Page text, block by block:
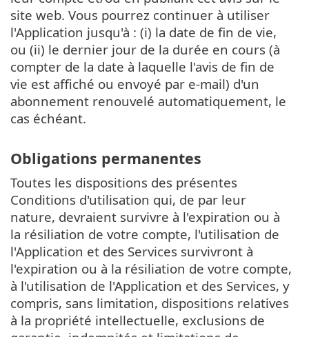
site web. Vous pourrez continuer à utiliser
l'Application jusqu'à : (i) la date de fin de vie,
ou (ii) le dernier jour de la durée en cours (à
compter de la date à laquelle l'avis de fin de
vie est affiché ou envoyé par e-mail) d'un
abonnement renouvelé automatiquement, le
cas échéant.
Obligations permanentes
Toutes les dispositions des présentes
Conditions d'utilisation qui, de par leur
nature, devraient survivre à l'expiration ou à
la résiliation de votre compte, l'utilisation de
l'Application et des Services survivront à
l'expiration ou à la résiliation de votre compte,
à l'utilisation de l'Application et des Services, y
compris, sans limitation, dispositions relatives
à la propriété intellectuelle, exclusions de